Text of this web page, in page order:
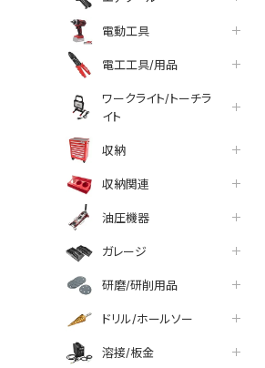
電動工具
電工工具/用品
ワークライト/トーチラ
イト
収納
収納関連
油圧機器
ガレージ
研磨/研削用品
ドリル/ホールソー
溶接/板金